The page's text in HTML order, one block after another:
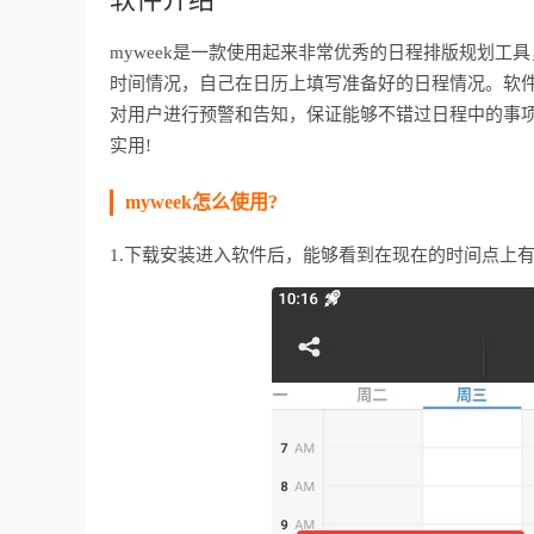
myweek是一款使用起来非常优秀的日程排版规划工
时间情况，自己在日历上填写准备好的日程情况。
对用户进行预警和告知，保证能够不错过日程中的
实用!
myweek怎么使用?
1.下载安装进入软件后，能够看到在现在的时间点上